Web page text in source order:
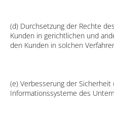
(d) Durchsetzung der Rechte
Kunden in gerichtlichen und
den Kunden in solchen
(e) Verbesserung der
Informationssysteme des